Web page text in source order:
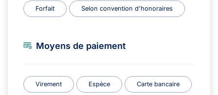
Forfait Selon convention d'honoraires
Moyens de paiement
Virement Espèce Carte bancaire